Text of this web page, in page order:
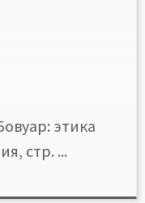
этика
стр. ...